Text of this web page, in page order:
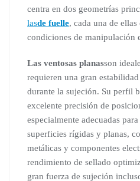
centra en dos geometrías
lasde fuelle, cada una de
condiciones de manipulación
Las ventosas planasson
requieren una gran
durante la sujeción. Su perfil
excelente precisión de
especialmente adecuadas
superficies rígidas y planas,
metálicas y componentes
rendimiento de sellado
gran fuerza de sujeción